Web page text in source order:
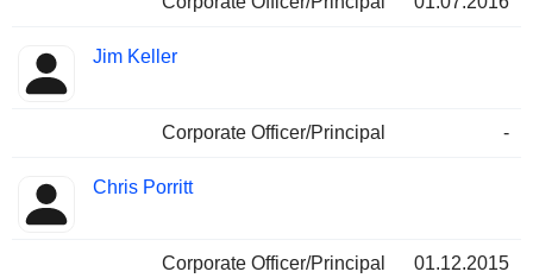
Jim Keller
Corporate Officer/Principal -
Chris Porritt
Corporate Officer/Principal 01.12.2015